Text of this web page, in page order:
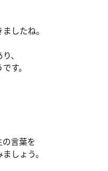
したね。
、
す。
言葉を
しょう。